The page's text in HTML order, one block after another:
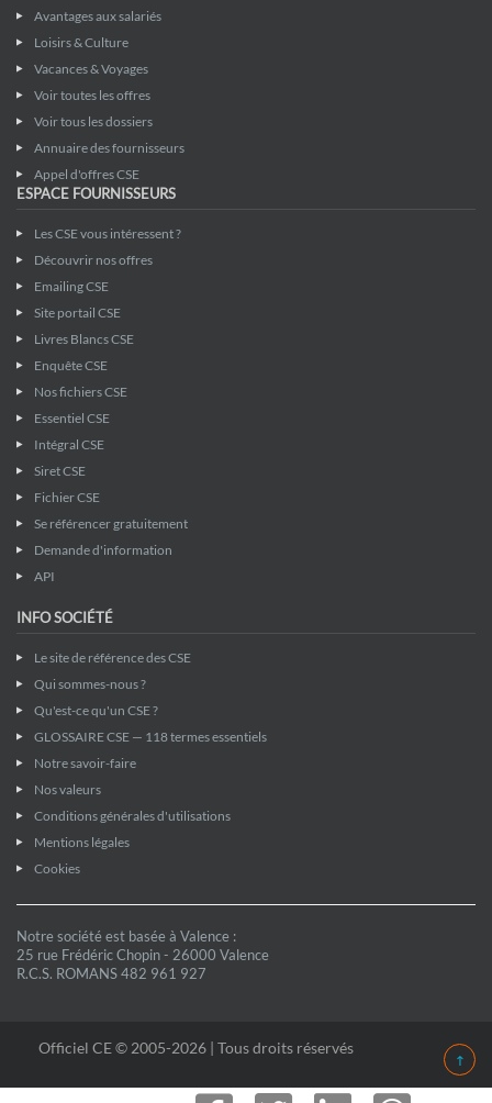
Avantages aux salariés
Loisirs & Culture
Vacances & Voyages
Voir toutes les offres
Voir tous les dossiers
Annuaire des fournisseurs
Appel d'offres CSE
ESPACE FOURNISSEURS
Les CSE vous intéressent ?
Découvrir nos offres
Emailing CSE
Site portail CSE
Livres Blancs CSE
Enquête CSE
Nos fichiers CSE
Essentiel CSE
Intégral CSE
Siret CSE
Fichier CSE
Se référencer gratuitement
Demande d'information
API
INFO SOCIÉTÉ
Le site de référence des CSE
Qui sommes-nous ?
Qu'est-ce qu'un CSE ?
GLOSSAIRE CSE — 118 termes essentiels
Notre savoir-faire
Nos valeurs
Conditions générales d'utilisations
Mentions légales
Cookies
Notre société est basée à Valence :
25 rue Frédéric Chopin - 26000 Valence
R.C.S. ROMANS 482 961 927
Officiel CE © 2005-2026 | Tous droits réservés